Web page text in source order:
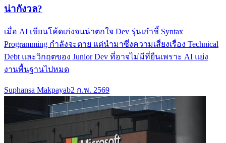
น่ากังวล?
เมื่อ AI เขียนโค้ดเก่งจนน่าตกใจ Dev รุ่นเก๋าชี้ Syntax
Programming กำลังจะตาย แต่นำมาซึ่งความเสี่ยงเรื่อง Technical
Debt และวิกฤตของ Junior Dev ที่อาจไม่มีที่ยืนเพราะ AI แย่ง
งานพื้นฐานไปหมด
Suphansa Makpayab2 ก.พ. 2569